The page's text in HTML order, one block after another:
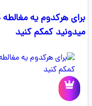
برای هرکدوم یه مغالطه
میدونید کمکم کنید